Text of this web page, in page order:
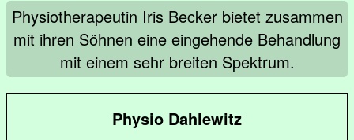
Physiotherapeutin Iris Becker bietet zusammen
mit ihren Söhnen eine eingehende Behandlung
mit einem sehr breiten Spektrum.
Physio Dahlewitz